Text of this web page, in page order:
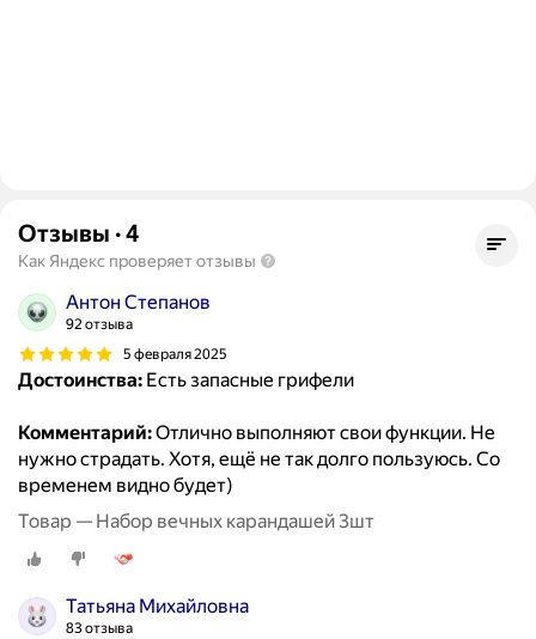
Отзывы ·4
Как Яндекс проверяет отзывы
Антон Степанов
92 отзыва
5 февраля 2025
Достоинства: Есть запасные грифели
Комментарий:Отлично выполняют свои функции. Не
нужно страдать. Хотя, ещё не так долго пользуюсь. Со
временем видно будет)
Товар — Набор вечных карандашей 3шт
Татьяна Михайловна
83 отзыва